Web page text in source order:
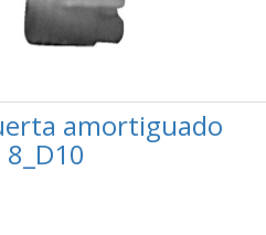
amortiguado
8_D10